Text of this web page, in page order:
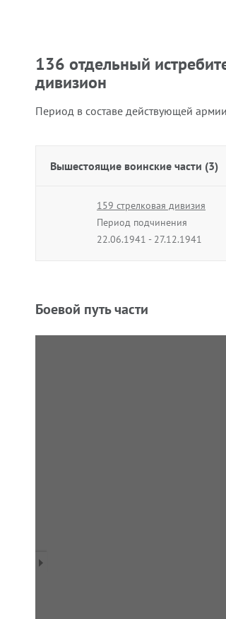
136 отдельный
дивизион
Период в составе действующей
Вышестоящие воинские части (3)
159 стрелковая дивизия
Период подчинения
22.06.1941 - 27.12.1941
Боевой путь части